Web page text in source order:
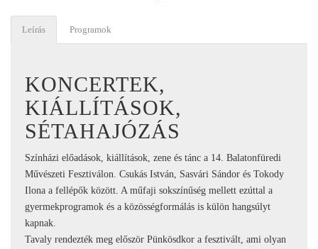
Leírás Programok
KONCERTEK,
KIÁLLÍTÁSOK,
SÉTAHAJÓZÁS
Színházi előadások, kiállítások, zene és tánc a 14. Balatonfüredi
Művészeti Fesztiválon. Csukás István, Sasvári Sándor és Tokody
Ilona a fellépők között. A műfaji sokszínűség mellett ezúttal a
gyermekprogramok és a közösségformálás is külön hangsúlyt
kapnak.
Tavaly rendezték meg először Pünkösdkor a fesztivált, ami olyan